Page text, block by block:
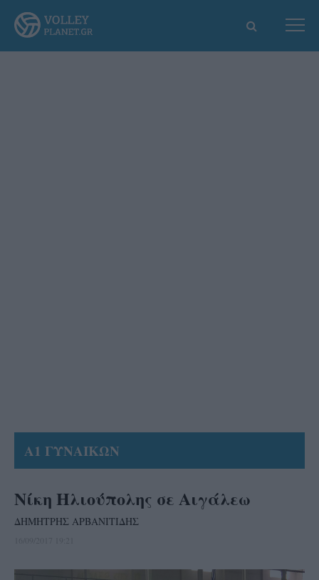
Α1 ΓΥΝΑΙΚΩΝ
Νίκη Ηλιούπολης σε Αιγάλεω
ΔΗΜΗΤΡΗΣ ΑΡΒΑΝΙΤΙΔΗΣ